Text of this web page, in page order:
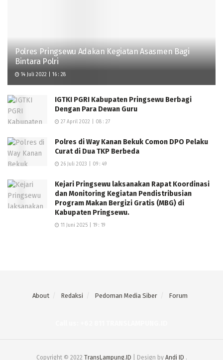
Polres Pringsewu Adakan Kegiatan Asasmen Bagi
Bintara Polri
14 Juli 2022 | 16 : 28
IGTKI PGRI Kabupaten Pringsewu Berbagi
Dengan Para Dewan Guru
27 April 2022 | 08 : 27
Polres di Way Kanan Bekuk Comon DPO Pelaku
Curat di Dua TKP Berbeda
26 Juli 2023 | 09 : 49
Kejari Pringsewu laksanakan Rapat Koordinasi
dan Monitoring Kegiatan Pendistribusian
Program Makan Bergizi Gratis (MBG) di
Kabupaten Pringsewu.
11 Juni 2025 | 19 : 19
About Redaksi Pedoman Media Siber Forum
Copyright © 2022 TransLampung.ID | Design by Andi ID .